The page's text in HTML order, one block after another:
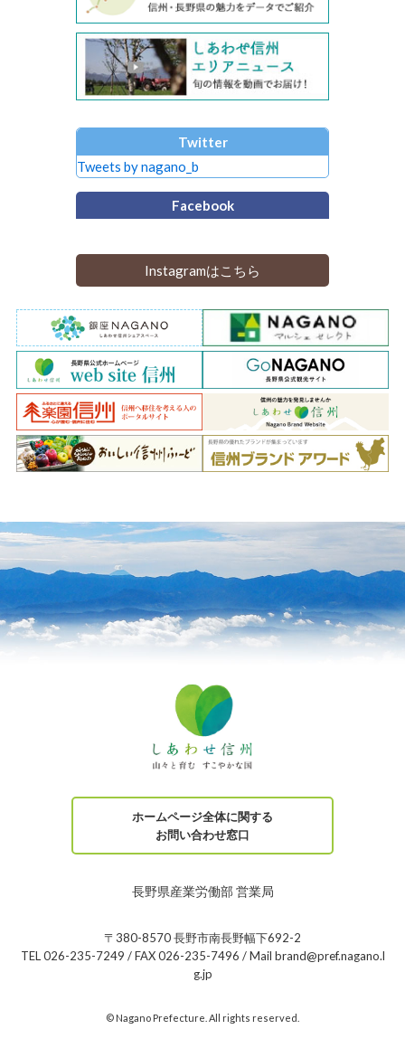
Twitter
Tweets by nagano_b
Facebook
Instagramはこちら
ホームページ全体に関する
お問い合わせ窓口
長野県産業労働部 営業局
〒380-8570 長野市南長野幅下692-2
TEL 026-235-7249 / FAX 026-235-7496 / Mail brand@pref.nagano.l
g.jp
© Nagano Prefecture. All rights reserved.